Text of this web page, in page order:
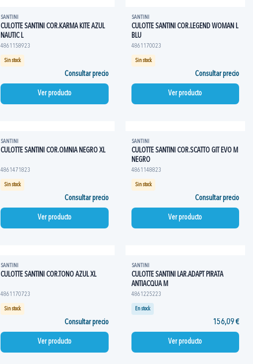
SANTINI
CULOTTE SANTINI COR.KARMA KITE AZUL
NAUTIC L
4861158923
Sin stock
Consultar precio
Ver producto
SANTINI
CULOTTE SANTINI COR.LEGEND WOMAN L
BLU
4861170023
Sin stock
Consultar precio
Ver producto
SANTINI
CULOTTE SANTINI COR.OMNIA NEGRO XL
4861471823
Sin stock
Consultar precio
Ver producto
SANTINI
CULOTTE SANTINI COR.SCATTO GIT EVO M
NEGRO
4861148823
Sin stock
Consultar precio
Ver producto
SANTINI
CULOTTE SANTINI COR.TONO AZUL XL
4861170723
Sin stock
Consultar precio
Ver producto
SANTINI
CULOTTE SANTINI LAR.ADAPT PIRATA
ANTIACQUA M
4861225223
En stock
156,09 €
Ver producto